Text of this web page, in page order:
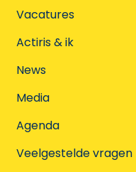
Vacatures
Actiris & ik
News
Media
Agenda
Veelgestelde vragen